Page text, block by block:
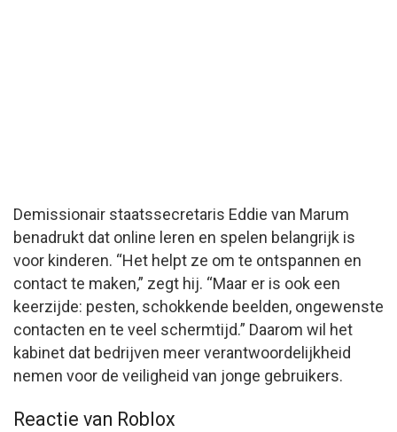
Demissionair staatssecretaris Eddie van Marum
benadrukt dat online leren en spelen belangrijk is
voor kinderen. “Het helpt ze om te ontspannen en
contact te maken,” zegt hij. “Maar er is ook een
keerzijde: pesten, schokkende beelden, ongewenste
contacten en te veel schermtijd.” Daarom wil het
kabinet dat bedrijven meer verantwoordelijkheid
nemen voor de veiligheid van jonge gebruikers.
Reactie van Roblox